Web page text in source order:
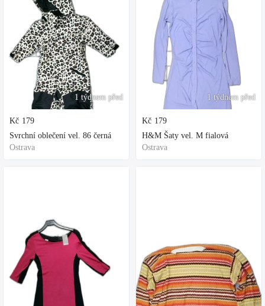
1 týdnem před
Kč 179
Svrchní oblečení vel. 86 černá
Ostrava
1 týdnem před
Kč 179
H&M Šaty vel. M fialová
Ostrava